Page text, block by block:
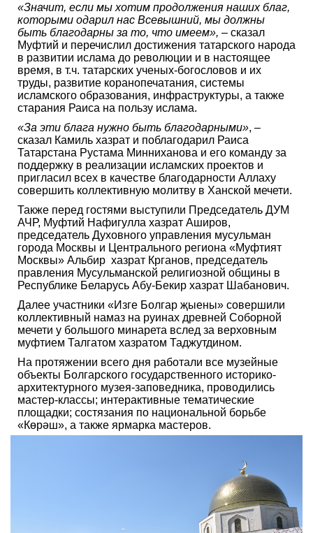
«Значит, если мы хотим продолжения наших благ,
которыми одарил нас Всевышний, мы должны
быть благодарны за то, что имеем», – сказал
Муфтий и перечислил достижения татарского народа
в развитии ислама до революции и в настоящее
время, в т.ч. татарских ученых-богословов и их
труды, развитие коранопечатания, системы
исламского образования, инфраструктуры, а также
старания Раиса на пользу ислама.
«За эти блага нужно быть благодарными», –
сказал Камиль хазрат и поблагодарил Раиса
Татарстана Рустама Минниханова и его команду за
поддержку в реализации исламских проектов и
пригласил всех в качестве благодарности Аллаху
совершить коллективную молитву в Ханской мечети.
Также перед гостями выступили Председатель ДУМ
АЧР, Муфтий Нафигулла хазрат Аширов,
председатель Духовного управления мусульман
города Москвы и Центрального региона «Муфтият
Москвы» Альбир хазрат Крганов, председатель
правления Мусульманской религиозной общины в
Республике Беларусь Абу-Бекир хазрат Шабанович.
Далее участники «Изге Болгар җыены» совершили
коллективный намаз на руинах древней Соборной
мечети у большого минарета вслед за верховным
муфтием Талгатом хазратом Таджутдином.
На протяжении всего дня работали все музейные
объекты Болгарского государственного историко-
архитектурного музея-заповедника, проводились
мастер-классы; интерактивные тематические
площадки; состязания по национальной борьбе
«Көрәш», а также ярмарка мастеров.